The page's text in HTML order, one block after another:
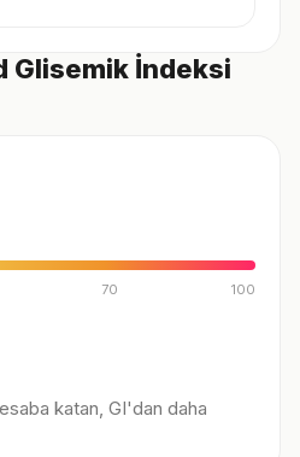
Glisemik İndeksi
70 100
katan, GI'dan daha